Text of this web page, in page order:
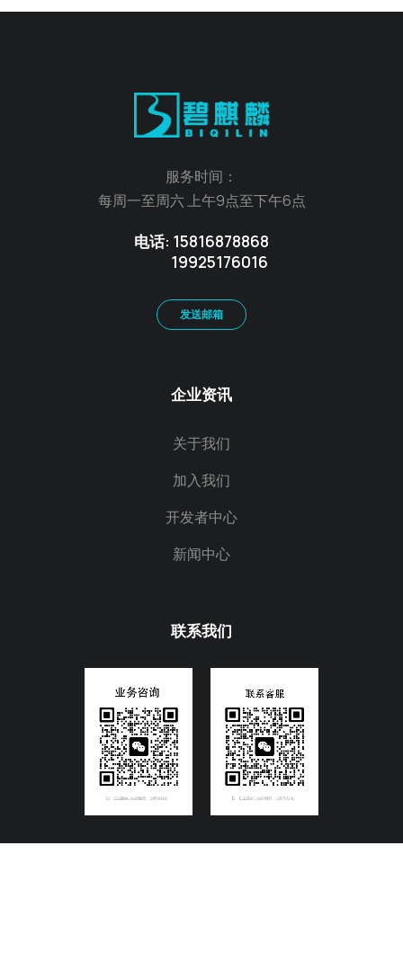
服务时间：
每周一至周六 上午9点至下午6点
电话: 15816878868
19925176016
发送邮箱
企业资讯
关于我们
加入我们
开发者中心
新闻中心
联系我们